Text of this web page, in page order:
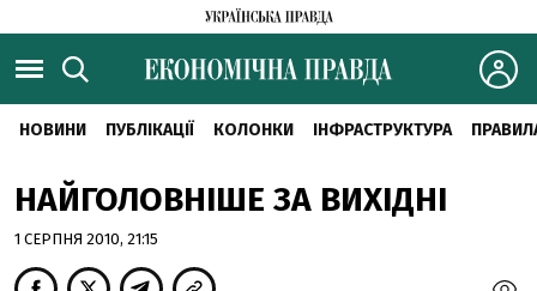
НОВИНИ ПУБЛІКАЦІЇ КОЛОНКИ ІНФРАСТРУКТУРА
НАЙГОЛОВНІШЕ ЗА ВИХІДНІ
1 СЕРПНЯ 2010, 21:15